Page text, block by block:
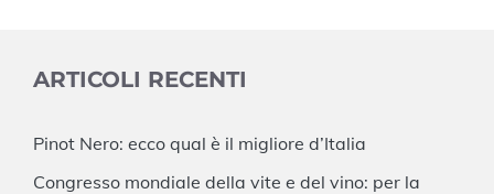
ARTICOLI RECENTI
Pinot Nero: ecco qual è il migliore d’Italia
Congresso mondiale della vite e del vino: per la